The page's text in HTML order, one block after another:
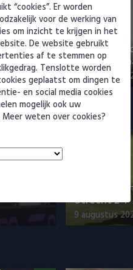
Godts "Weet niet
9 augustus
- FC
Utrecht 2-1
9 augustus
“cookies”. Er worden
voor de werking van
om inzicht te krijgen in het
De website gebruikt
af te stemmen op
Tenslotte worden
geplaatst om dingen te
en social media cookies
mogelijk ook uw
weten over cookies?